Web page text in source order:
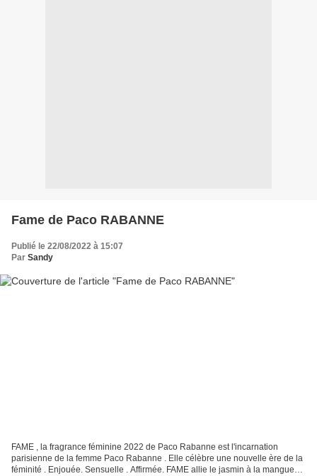
Fame de Paco RABANNE
Publié le 22/08/2022 à 15:07
Par Sandy
FAME , la fragrance féminine 2022 de Paco Rabanne est l'incarnation
parisienne de la femme Paco Rabanne . Elle célèbre une nouvelle ère de la
féminité . Enjouée. Sensuelle . Affirmée. FAME allie le jasmin à la mangue